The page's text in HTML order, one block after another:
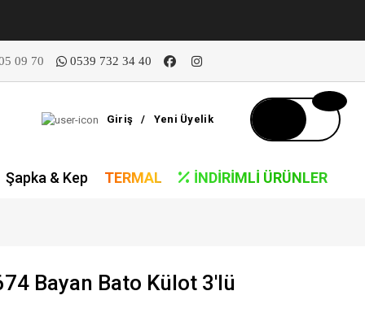
09 70 0539 732 34 40
Giriş / Yeni Üyelik
Şapka & Kep TERMAL İNDIRIMLI ÜRÜNLER
Bayan Bato Külot 3'lü